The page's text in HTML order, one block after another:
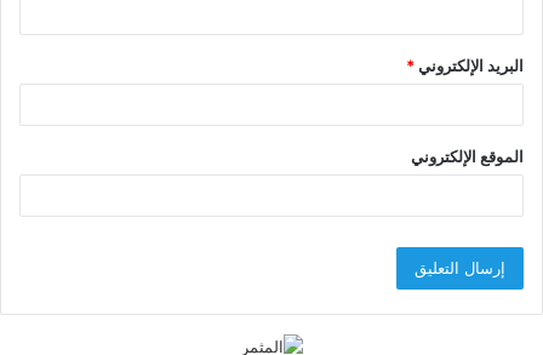
البريد الإلكتروني*
الموقع الإلكتروني